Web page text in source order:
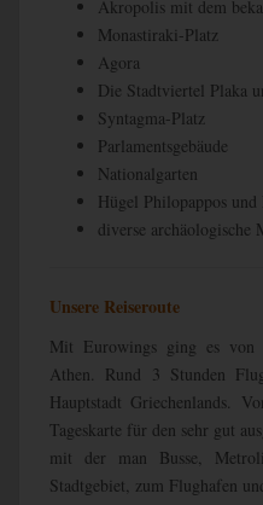
Akropolis mit dem
Monastiraki-Platz
Agora
Die Stadtviertel Plaka
Syntagma-Platz
Parlamentsgebäude
Nationalgarten
Hügel Philopappos und
diverse archäologische
Unsere Reiseroute
Mit Eurowings ging es von
Athen. Rund 3 Stunden
Hauptstadt Griechenlands.
Tageskarte für den sehr gut
mit der man Busse,
Stadtgebiet, zum Flughafen